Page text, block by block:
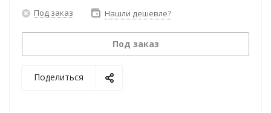
Под заказ Нашли дешевле?
Под заказ
Поделиться